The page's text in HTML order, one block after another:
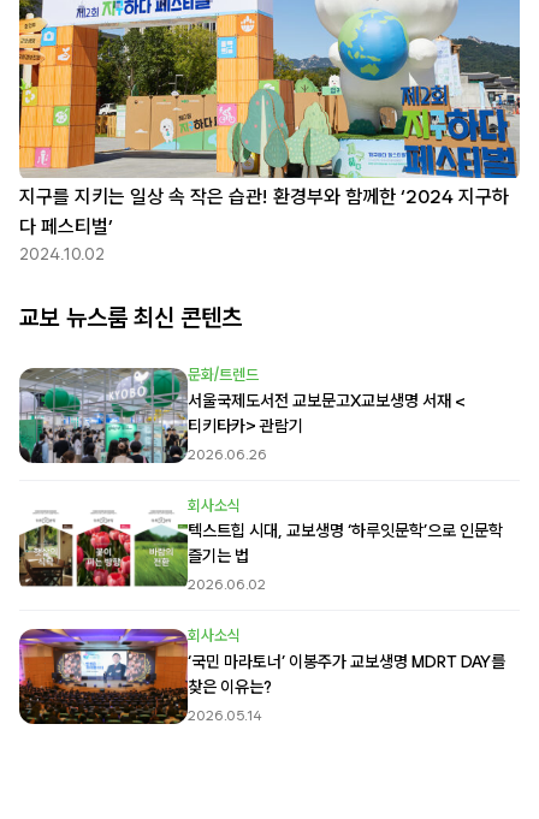
지구를 지키는 일상 속 작은 습관! 환경부와 함께한 ‘2024 지구하
다 페스티벌’
2024.10.02
교보 뉴스룸 최신 콘텐츠
문화/트렌드
서울국제도서전 교보문고X교보생명 서재 <
티키타카> 관람기
2026.06.26
회사소식
텍스트힙 시대, 교보생명 ‘하루잇문학’으로 인문학
즐기는 법
2026.06.02
회사소식
‘국민 마라토너’ 이봉주가 교보생명 MDRT DAY를
찾은 이유는?
2026.05.14